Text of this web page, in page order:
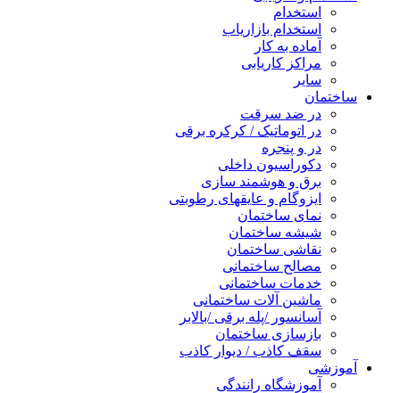
استخدام
استخدام بازاریاب
آماده به کار
مراکز کاریابی
سایر
ساختمان
در ضد سرقت
در اتوماتیک / کرکره برقی
در و پنجره
دکوراسیون داخلی
برق و هوشمند سازی
ایزوگام و عایقهای رطوبتی
نمای ساختمان
شیشه ساختمان
نقاشی ساختمان
مصالح ساختمانی
خدمات ساختمانی
ماشین آلات ساختمانی
آسانسور /پله برقی /بالابر
بازسازی ساختمان
سقف کاذب / دیوار کاذب
آموزشی
آموزشگاه رانندگی